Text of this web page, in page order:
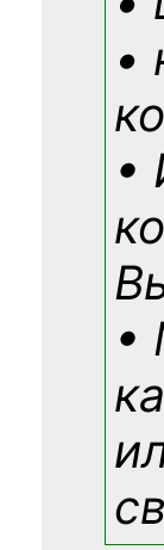
•
•
•